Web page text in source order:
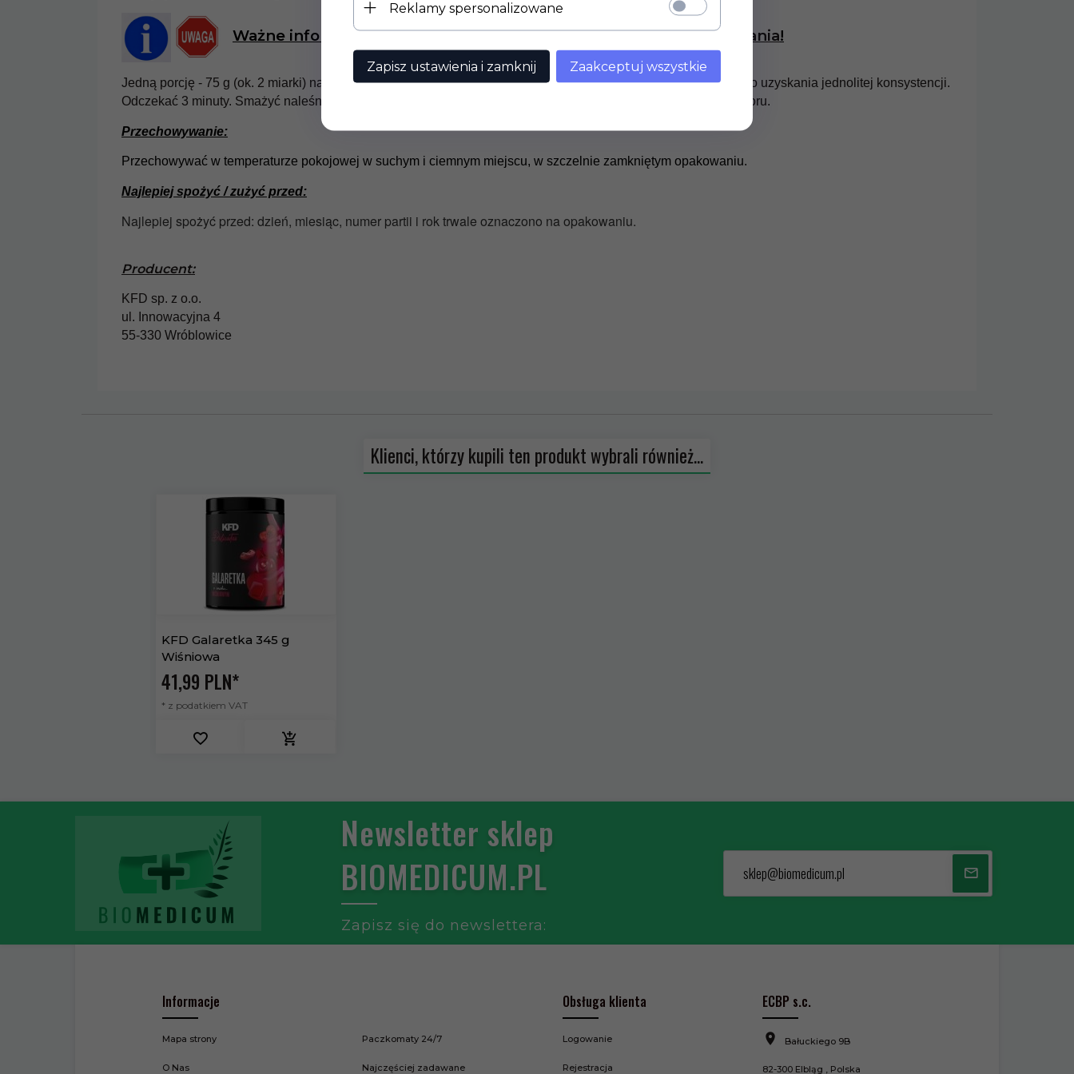
Ważne informacje: sposób użycia, przechowywania,przeciwwsk azania!
Jedną porcję - 75 g (ok. 2 miarki) należy wsypać do naczynia z 100 ml mleka lub wody i dokładnie wymieszać do uzyskania jednolitej konsystencji.
Odczekać 3 minuty. Smażyć naleśniki z obu stron na gorącej, natłuszczonej patelni do uzyskania złocistego koloru.
Przechowywanie:
Przechowywać w temperaturze pokojowej w suchym i ciemnym miejscu, w szczelnie zamkniętym opakowaniu.
Najlepiej spożyć / zużyć przed:
Najlepiej spożyć przed: dzień, miesiąc, numer partii i rok trwale oznaczono na opakowaniu.
Producent:
KFD sp. z o.o.
ul. Innowacyjna 4
55-330 Wróblowice
Klienci, którzy kupili ten produkt wybrali również...
KFD Galaretka 345 g
Wiśniowa
41,99 PLN*
* z podatkiem VAT
Newsletter sklep
BIOMEDICUM.PL
Zapisz się do newslettera:
sklep@biomedicum.pl
Informacje
Mapa strony
O Nas
Paczkomaty 24/7
Najczęściej zadawane
Obsługa klienta
Logowanie
Rejestracja
ECBP s.c.
Bałuckiego 9B
82-300 Elbląg , Polska
Reklamy spersonalizowane
Zapisz ustawienia i zamknij Zaakceptuj wszystkie